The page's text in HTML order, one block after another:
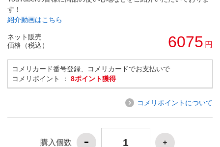
す！
紹介動画はこちら
ネット販売
価格（税込）
6075 円
コメリカード番号登録、コメリカードでお支払いで
コメリポイント ： 8ポイント獲得
コメリポイントについて
購入個数